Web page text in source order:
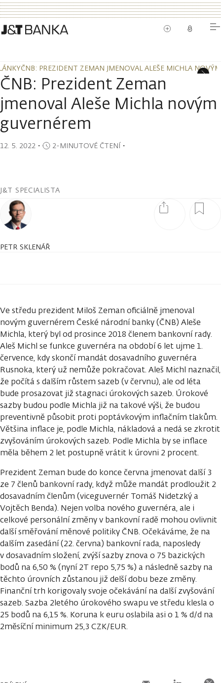
ČNB: PREZIDENT ZEMAN JMENOVAL ALEŠE MICHLA
ČNB: PREZIDENT ZEMAN JMENOVAL ALEŠE MICHLA
ČNB: Prezident Zeman
jmenoval Aleše Michla novým
guvernérem
12. 5. 2022 ・ 2-MINUTOVÉ ČTENÍ・
J&T SPECIALISTA
PETR SKLENÁŘ
Ve středu prezident Miloš Zeman oficiálně jmenoval
novým guvernérem České národní banky (ČNB) Aleše
Michla, který byl od prosince 2018 členem bankovní rady.
Aleš Michl se funkce guvernéra na období 6 let ujme 1.
července, kdy skončí mandát dosavadního guvernéra
Rusnoka, který už nemůže pokračovat. Aleš Michl naznačil,
že počítá s dalším růstem sazeb (v červnu), ale od léta
bude prosazovat již stagnaci úrokových sazeb. Úrokové
sazby budou podle Michla již na takové výši, že budou
preventivně působit proti poptávkovým inflačním tlakům.
Většina inflace je, podle Michla, nákladová a nedá se zkrotit
zvyšováním úrokových sazeb. Podle Michla by se inflace
měla během 2 let postupně vrátit k úrovni 2 procent.
Prezident Zeman bude do konce června jmenovat další 3
ze 7 členů bankovní rady, když může mandát prodloužit 2
dosavadním členům (viceguvernér Tomáš Nidetzký a
Vojtěch Benda). Nejen volba nového guvernéra, ale i
celkové personální změny v bankovní radě mohou ovlivnit
další směřování měnové politiky ČNB. Očekáváme, že na
dalším zasedání (22. června) bankovní rada, naposledy
v dosavadním složení, zvýší sazby znova o 75 bazických
bodů na 6,50 % (nyní 2T repo 5,75 %) a následně sazby na
těchto úrovních zůstanou již delší dobu beze změny.
Finanční trh korigovaly svoje očekávání na další zvyšování
sazeb. Sazba 2letého úrokového swapu ve středu klesla o
25 bodů na 6,15 %. Koruna k euru oslabila asi o 1 % d/d na
2měsíční minimum 25,3 CZK/EUR.